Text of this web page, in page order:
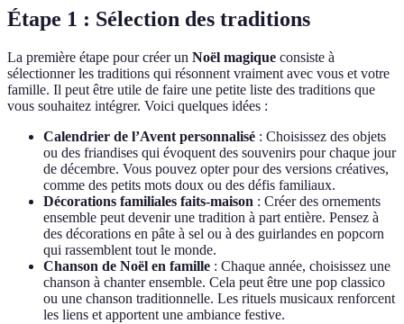
Étape 1 : Sélection des traditions
La première étape pour créer un Noël magique consiste à
sélectionner les traditions qui résonnent vraiment avec vous et votre
famille. Il peut être utile de faire une petite liste des traditions que
vous souhaitez intégrer. Voici quelques idées :
Calendrier de l’Avent personnalisé : Choisissez des objets
ou des friandises qui évoquent des souvenirs pour chaque jour
de décembre. Vous pouvez opter pour des versions créatives,
comme des petits mots doux ou des défis familiaux.
Décorations familiales faits-maison : Créer des ornements
ensemble peut devenir une tradition à part entière. Pensez à
des décorations en pâte à sel ou à des guirlandes en popcorn
qui rassemblent tout le monde.
Chanson de Noël en famille : Chaque année, choisissez une
chanson à chanter ensemble. Cela peut être une pop classico
ou une chanson traditionnelle. Les rituels musicaux renforcent
les liens et apportent une ambiance festive.